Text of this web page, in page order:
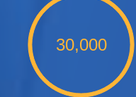
30,000